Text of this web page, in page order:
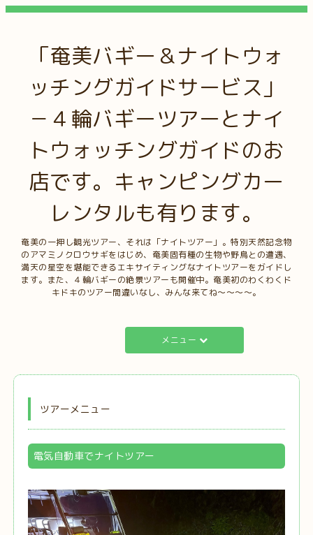
「奄美バギー＆ナイトウォ
ッチングガイドサービス」
－４輪バギーツアーとナイ
トウォッチングガイドのお
店です。キャンピングカー
レンタルも有ります。
奄美の一押し観光ツアー、それは「ナイトツアー」。特別天然記念物
のアマミノクロウサギをはじめ、奄美固有種の生物や野鳥との遭遇、
満天の星空を堪能できるエキサイティングなナイトツアーをガイドし
ます。また、４輪バギーの絶景ツアーも開催中。奄美初のわくわくド
キドキのツアー間違いなし、みんな来てね～～～～。
メニュー
ツアーメニュー
電気自動車でナイトツアー